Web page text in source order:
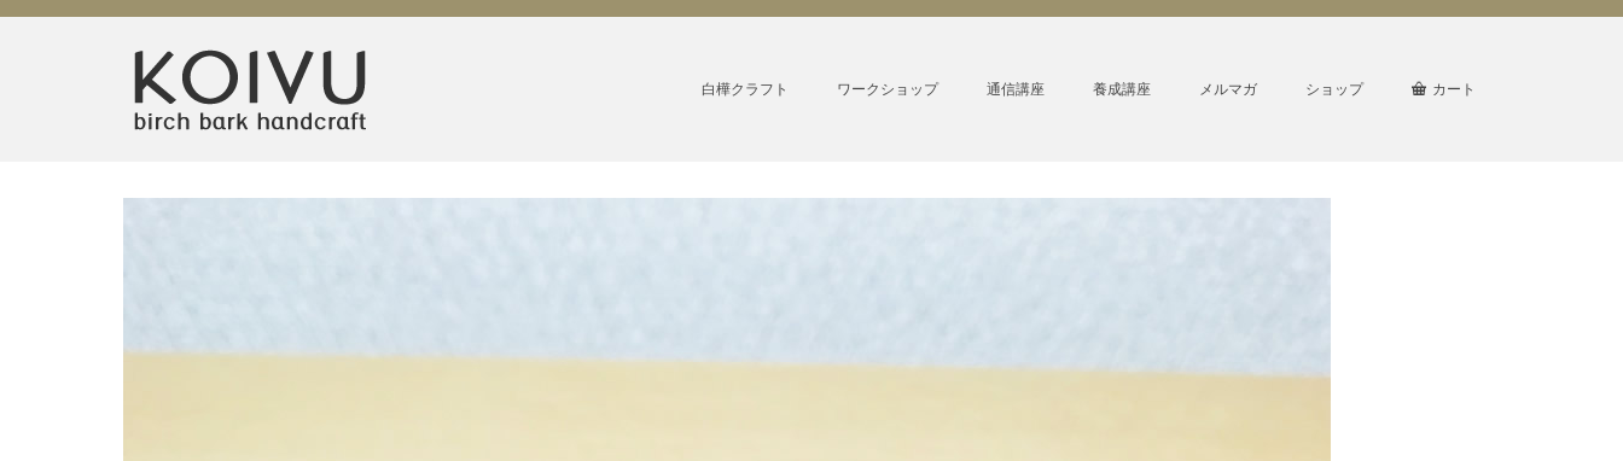
白樺クラフト ワークショップ 通信講座 養成講座 メルマガ ショップ カート